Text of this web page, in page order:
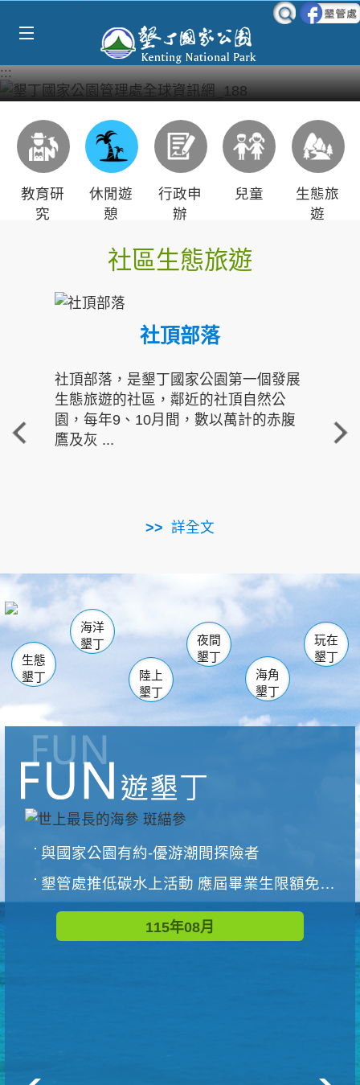
:::
教育研
究
休閒遊
憩
行政申
辦
兒童
生態旅
遊
社區生態旅遊
社頂部落
社頂部落，是墾丁國家公園第一個發展
生態旅遊的社區，鄰近的社頂自然公
園，每年9、10月間，數以萬計的赤腹
鷹及灰 ...
詳全文
重
走進
南仁湖
海生館
恆春 佳樂水
龍鑾潭自然中心 森林遊樂區
瓊麻館
關山 墾管處遊客中心
社頂公園 風吹沙
船帆石
白砂 龍磐公園
香蕉灣
砂島
鵝鑾鼻
生態
墾丁
海洋
墾丁
陸上
墾丁
夜間
墾丁
海角
墾丁
玩在
墾丁
與國家公園有約-優游潮間探險者
墾管處推低碳水上活動 應屆畢業生限額免費參加
115年08月